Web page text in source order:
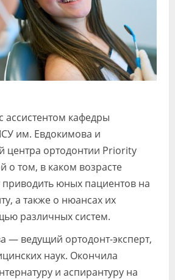
кафедры
им. Евдокимова и
центра ортодонтии Priority
о том, в каком возрасте
приводить юных пациентов на
а также о нюансах их
различных систем.
— ведущий ортодонт-эксперт,
наук. Окончила
и аспирантуру на